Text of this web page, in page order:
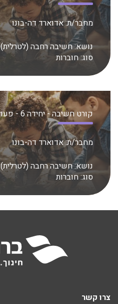
מחבר/ת:אדוארד דה-בונו
נושא:חשיבה רחבה (לטרלית)
סוג:חוברות
קורט חשיבה - יחידה 6 - פעולה - כרטיסיות לתלמיד
מחבר/ת:אדוארד דה-בונו
נושא:חשיבה רחבה (לטרלית)
סוג:חוברות
צרו קשר